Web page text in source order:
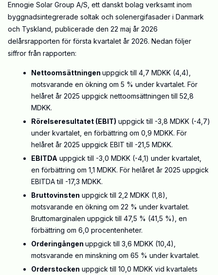
Ennogie Solar Group A/S, ett danskt bolag verksamt inom
byggnadsintegrerade soltak och solenergifasader i Danmark
och Tyskland, publicerade den 22 maj år 2026
delårsrapporten för första kvartalet år 2026. Nedan följer
siffror från rapporten:
Nettoomsättningen uppgick till 4,7 MDKK (4,4),
motsvarande en ökning om 5 % under kvartalet. För
helåret år 2025 uppgick nettoomsättningen till 52,8
MDKK.
Rörelseresultatet (EBIT) uppgick till -3,8 MDKK (-4,7)
under kvartalet, en förbättring om 0,9 MDKK. För
helåret år 2025 uppgick EBIT till -21,5 MDKK.
EBITDA uppgick till -3,0 MDKK (-4,1) under kvartalet,
en förbättring om 1,1 MDKK. För helåret år 2025 uppgick
EBITDA till -17,3 MDKK.
Bruttovinsten uppgick till 2,2 MDKK (1,8),
motsvarande en ökning om 22 % under kvartalet.
Bruttomarginalen uppgick till 47,5 % (41,5 %), en
förbättring om 6,0 procentenheter.
Orderingången uppgick till 3,6 MDKK (10,4),
motsvarande en minskning om 65 % under kvartalet.
Orderstocken uppgick till 10,0 MDKK vid kvartalets